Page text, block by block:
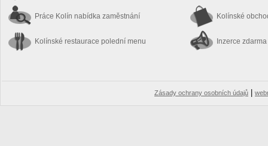
Práce Kolín nabídka zaměstnání
Kolínské restaurace polední menu
Kolínské
Inzerce zdarma
Zásady ochrany osobních údajů